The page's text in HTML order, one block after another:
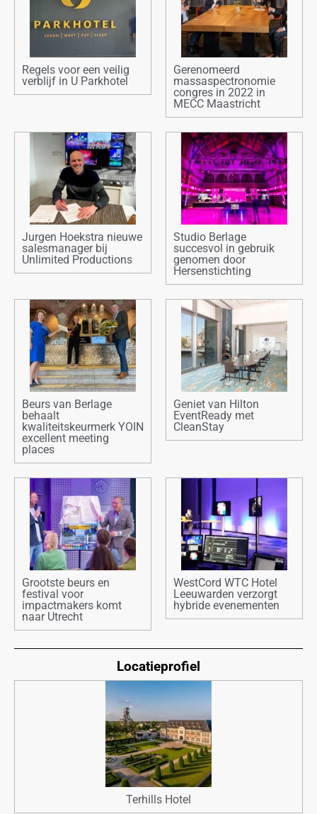
Regels voor een veilig
verblijf in U Parkhotel
Gerenomeerd
massaspectronomie
congres in 2022 in
MECC Maastricht
Jurgen Hoekstra nieuwe
salesmanager bij
Unlimited Productions
Studio Berlage
succesvol in gebruik
genomen door
Hersenstichting
Beurs van Berlage
behaalt
kwaliteitskeurmerk YOIN
excellent meeting
places
Geniet van Hilton
EventReady met
CleanStay
Grootste beurs en
festival voor
impactmakers komt
naar Utrecht
WestCord WTC Hotel
Leeuwarden verzorgt
hybride evenementen
Locatieprofiel
Terhills Hotel